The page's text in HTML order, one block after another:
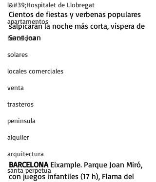
l&#39;Hospitalet de Llobregat
apartamentos
barcelona
solares
locales comerciales
venta
trasteros
peninsula
alquiler
arquitectura
santa perpetua
Cientos de fiestas y verbenas populares
salpicarán la noche más corta, víspera de
Sant Joan
BARCELONA Eixample. Parque Joan Miró,
con juegos infantiles (17 h), Flama del